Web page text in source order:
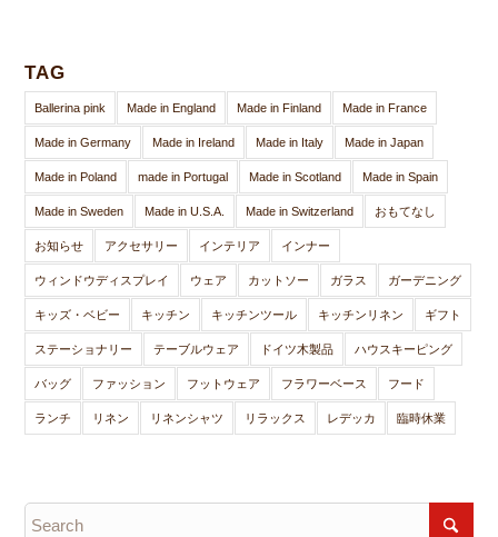
TAG
Ballerina pink Made in England Made in Finland Made in France
Made in Germany Made in Ireland Made in Italy Made in Japan
Made in Poland made in Portugal Made in Scotland Made in Spain
Made in Sweden Made in U.S.A. Made in Switzerland おもてなし
お知らせ アクセサリー インテリア インナー
ウィンドウディスプレイ ウェア カットソー ガラス ガーデニング
キッズ・ベビー キッチン キッチンツール キッチンリネン ギフト
ステーショナリー テーブルウェア ドイツ木製品 ハウスキーピング
バッグ ファッション フットウェア フラワーベース フード
ランチ リネン リネンシャツ リラックス レデッカ 臨時休業